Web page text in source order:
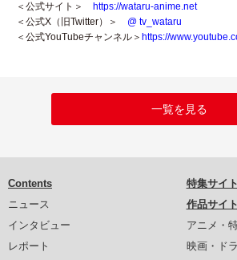
＜公式サイト＞ https://wataru-anime.net
＜公式X（旧Twitter）＞ @ tv_wataru
＜公式YouTubeチャンネル＞ https://
一覧を見る
Contents
ニュース
インタビュー
レポート
特集サイト
作品サイト
アニメ・
映画・ド